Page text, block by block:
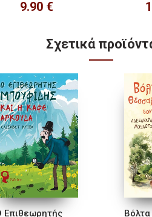
9.90 €
Σχετικά
Επιθεωρητής